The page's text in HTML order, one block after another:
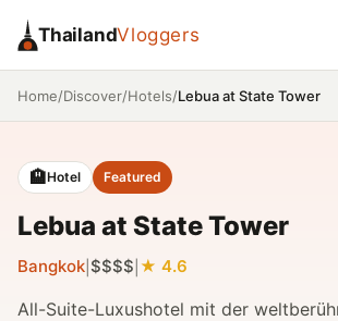
ThailandVloggers
Home/Discover/Hotels/Lebua at State Tower
🏨Hotel Featured
Lebua at State Tower
Bangkok $$$$ 4.6
All-Suite-Luxushotel mit der